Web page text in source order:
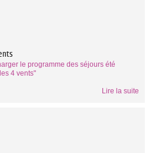
le programme des séjours été
4 vents"
Lire la suite